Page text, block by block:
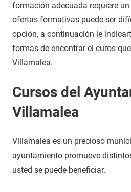
formación adecuada requiere
ofertas formativas puede ser
opción, a continuación le
formas de encontrar el curos
Villamalea.
Cursos del
Villamalea
Villamalea es un precioso
ayuntamiento promueve
usted se puede beneficiar.